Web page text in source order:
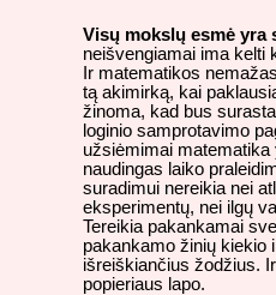
Visų mokslų esmė yra
neišvengiamai ima kelti
Ir matematikos
tą akimirką, kai
žinoma, kad bus
loginio samprotavimo
užsiėmimai matematika
naudingas laiko
suradimui nereikia nei
eksperimentų, nei ilgų
Tereikia pakankamai
pakankamo žinių kiekio
išreiškiančius žodžius.
popieriaus lapo.